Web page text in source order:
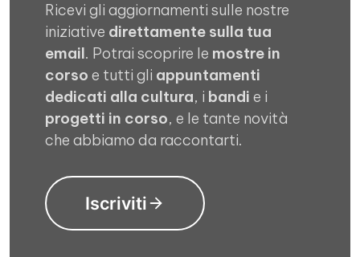
Ricevi gli aggiornamenti sulle nostre
iniziative direttamente sulla tua
email. Potrai scoprire le mostre in
corso e tutti gli appuntamenti
dedicati alla cultura, i bandi e i
progetti in corso, e le tante novità
che abbiamo da raccontarti.
Iscriviti